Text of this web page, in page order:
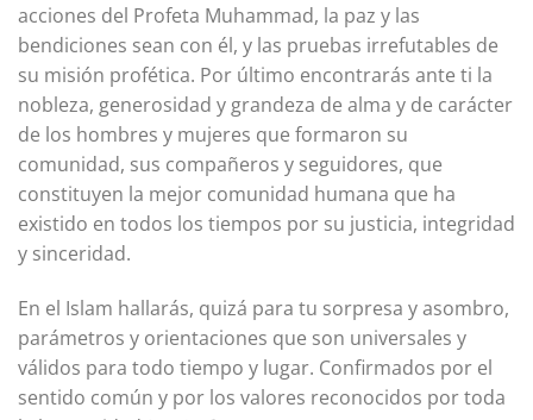
acciones del Profeta Muhammad, la paz y las
bendiciones sean con él, y las pruebas irrefutables de
su misión profética. Por último encontrarás ante ti la
nobleza, generosidad y grandeza de alma y de carácter
de los hombres y mujeres que formaron su
comunidad, sus compañeros y seguidores, que
constituyen la mejor comunidad humana que ha
existido en todos los tiempos por su justicia, integridad
y sinceridad.
En el Islam hallarás, quizá para tu sorpresa y asombro,
parámetros y orientaciones que son universales y
válidos para todo tiempo y lugar. Confirmados por el
sentido común y por los valores reconocidos por toda